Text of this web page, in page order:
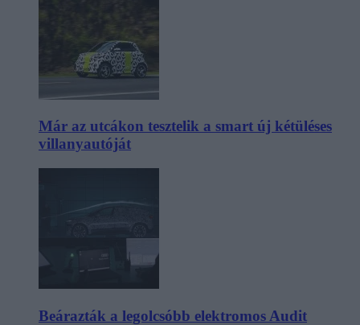
Már az utcákon tesztelik a smart új kétüléses
villanyautóját
Beárazták a legolcsóbb elektromos Audit